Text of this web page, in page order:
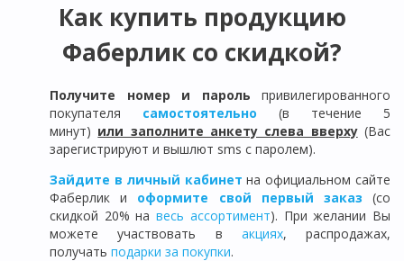
Как купить продукцию
Фаберлик со скидкой?
Получите номер и пароль привилегированного
покупателя самостоятельно (в течение 5
минут) или заполните анкету слева вверху(Вас
зарегистрируют и вышлют sms с паролем).
Зайдите в личный кабинет на официальном сайте
Фаберлик и оформите свой первый заказ (со
скидкой 20% навесь ассортимент). При желании Вы
можете участвовать в акциях, распродажах,
получать подарки за покупки.